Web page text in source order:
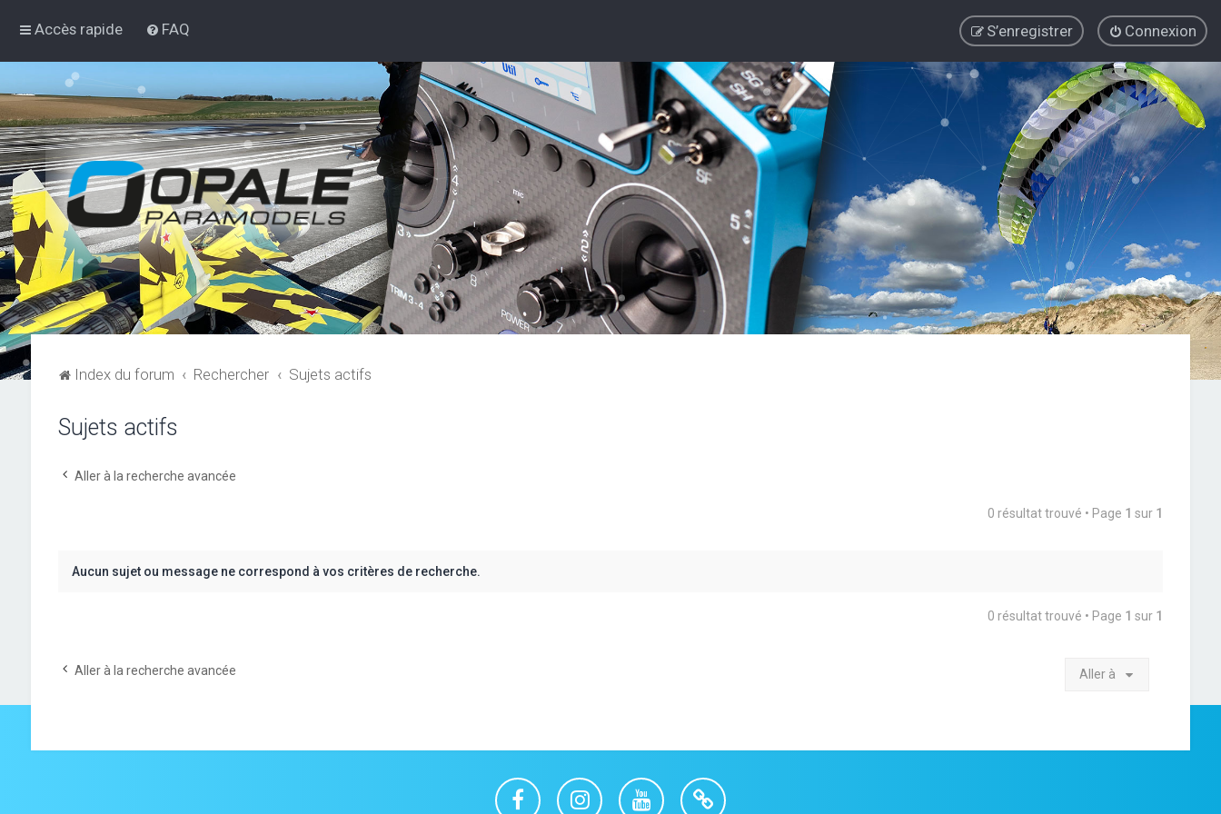
Accès rapide FAQ Connexion
S’enregistrer
Index du forum Rechercher Sujets actifs
Sujets actifs
Aller à la recherche avancée
0 résultat trouvé • Page 1 sur 1
Aucun sujet ou message ne correspond à vos critères de recherche.
0 résultat trouvé • Page 1 sur 1
Aller à la recherche avancée Aller à